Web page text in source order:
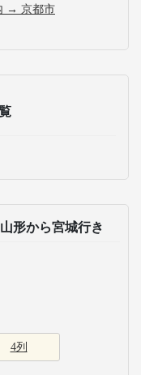
→ 京都市
形から宮城行き
4列